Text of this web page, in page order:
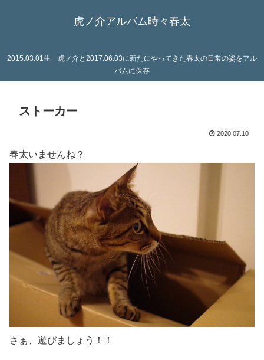
虎ノ介アルバム時々春太
2015.03.01生 虎ノ介と2017.06.03に新たにやってきた春太の日常の姿をアル
バムに保存
ストーカー
2020.07.10
春太いませんね？
さぁ、遊びましょう！！